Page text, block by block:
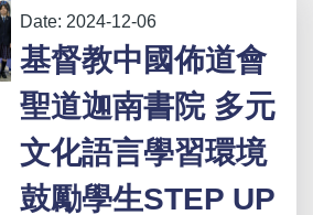
Date: 2024-12-06
基督教中國佈道會
聖道迦南書院 多元
文化語言學習環境
鼓勵學生STEP UP